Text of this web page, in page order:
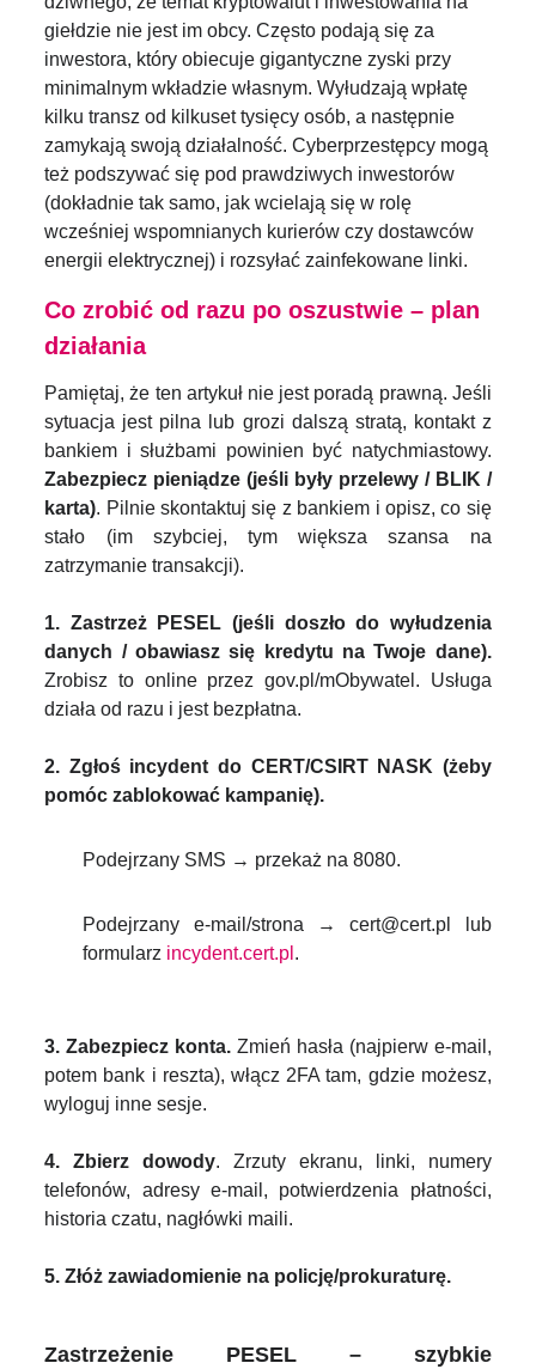
giełdzie nie jest im obcy. Często podają się za
inwestora, który obiecuje gigantyczne zyski przy
minimalnym wkładzie własnym. Wyłudzają wpłatę
kilku transz od kilkuset tysięcy osób, a następnie
zamykają swoją działalność. Cyberprzestępcy mogą
też podszywać się pod prawdziwych inwestorów
(dokładnie tak samo, jak wcielają się w rolę
wcześniej wspomnianych kurierów czy dostawców
energii elektrycznej) i rozsyłać zainfekowane linki.
Co zrobić od razu po oszustwie – plan
działania
Pamiętaj, że ten artykuł nie jest poradą prawną. Jeśli
sytuacja jest pilna lub grozi dalszą stratą, kontakt z
bankiem i służbami powinien być natychmiastowy.
Zabezpiecz pieniądze (jeśli były przelewy / BLIK /
karta). Pilnie skontaktuj się z bankiem i opisz, co się
stało (im szybciej, tym większa szansa na
zatrzymanie transakcji).
1. Zastrzeż PESEL (jeśli doszło do wyłudzenia
danych / obawiasz się kredytu na Twoje dane).
Zrobisz to online przez gov.pl/mObywatel. Usługa
działa od razu i jest bezpłatna.
2. Zgłoś incydent do CERT/CSIRT NASK (żeby
pomóc zablokować kampanię).
Podejrzany SMS → przekaż na 8080.
Podejrzany e-mail/strona → cert@cert.pl lub
formularz incydent.cert.pl .
3. Zabezpiecz konta. Zmień hasła (najpierw e-mail,
potem bank i reszta), włącz 2FA tam, gdzie możesz,
wyloguj inne sesje.
4. Zbierz dowody. Zrzuty ekranu, linki, numery
telefonów, adresy e-mail, potwierdzenia płatności,
historia czatu, nagłówki maili.
5. Złóż zawiadomienie na policję/prokuraturę.
Zastrzeżenie PESEL – szybkie